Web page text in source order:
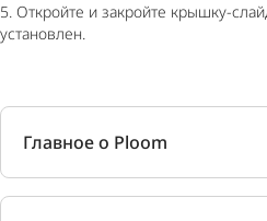
5. Откройте и закройте крышку-
установлен.
Главное о Ploom